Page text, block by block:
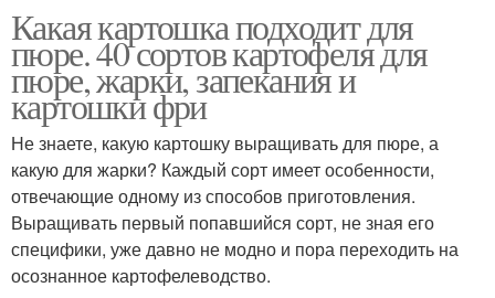
Какая картошка подходит для
пюре. 40 сортов картофеля для
пюре, жарки, запекания и
картошки фри
Не знаете, какую картошку выращивать для пюре, а
какую для жарки? Каждый сорт имеет особенности,
отвечающие одному из способов приготовления.
Выращивать первый попавшийся сорт, не зная его
специфики, уже давно не модно и пора переходить на
осознанное картофелеводство.